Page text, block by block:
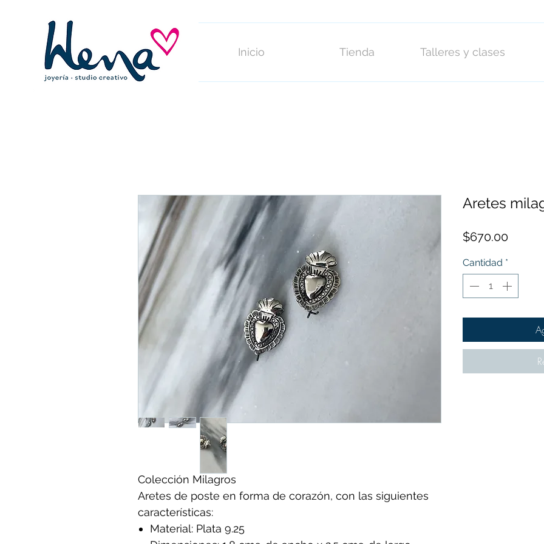
Inicio Tienda Talleres y clases
Colección Milagros
Aretes de poste en forma de corazón, con las siguientes
características:
Material: Plata 9.25
Aretes
$670.00Precio
Cantidad *